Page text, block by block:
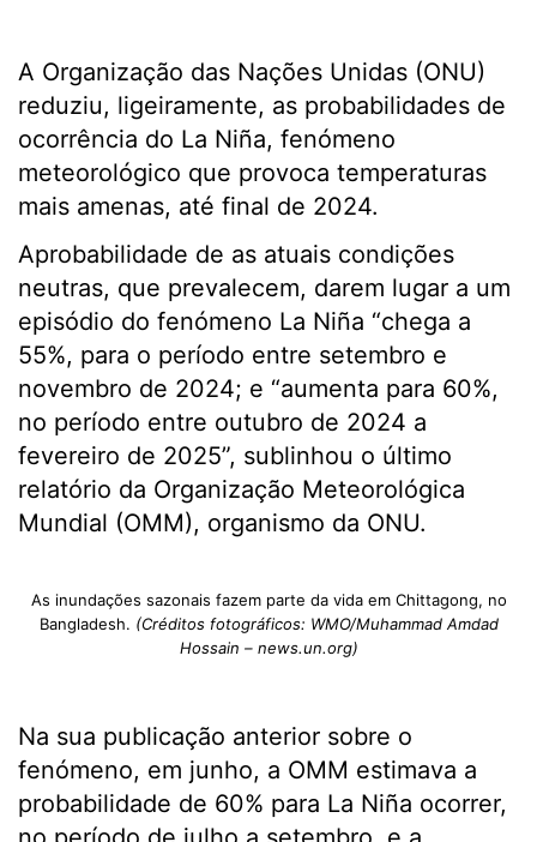
A Organização das Nações Unidas (ONU)
reduziu, ligeiramente, as probabilidades de
ocorrência do La Niña, fenómeno
meteorológico que provoca temperaturas
mais amenas, até final de 2024.
Aprobabilidade de as atuais condições
neutras, que prevalecem, darem lugar a um
episódio do fenómeno La Niña “chega a
55%, para o período entre setembro e
novembro de 2024; e “aumenta para 60%,
no período entre outubro de 2024 a
fevereiro de 2025”, sublinhou o último
relatório da Organização Meteorológica
Mundial (OMM), organismo da ONU.
As inundações sazonais fazem parte da vida em Chittagong, no
Bangladesh. (Créditos fotográficos: WMO/Muhammad Amdad
Hossain – news.un.org)
Na sua publicação anterior sobre o
fenómeno, em junho, a OMM estimava a
probabilidade de 60% para La Niña ocorrer,